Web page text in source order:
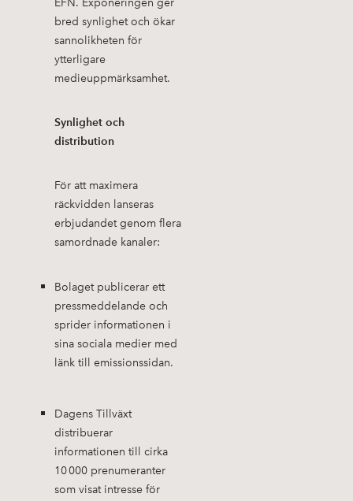
EFN. Exponeringen ger
bred synlighet och ökar
sannolikheten för
ytterligare
medieuppmärksamhet.
Synlighet och
distribution
För att maximera
räckvidden lanseras
erbjudandet genom flera
samordnade kanaler:
Bolaget publicerar ett
pressmeddelande och
sprider informationen i
sina sociala medier med
länk till emissionssidan.
Dagens Tillväxt
distribuerar
informationen till cirka
10 000 prenumeranter
som visat intresse för